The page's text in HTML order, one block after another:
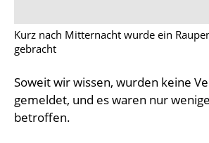
Kurz nach Mitternacht wurde ein
gebracht
Soweit wir wissen, wurden keine
gemeldet, und es waren nur
betroffen.